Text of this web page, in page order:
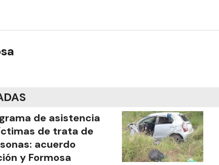
de asistencia
de trata de
acuerdo
y Formosa